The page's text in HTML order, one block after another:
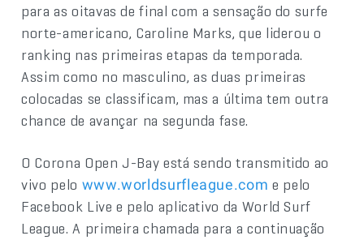
para as oitavas de final com a sensação do surfe
norte-americano, Caroline Marks, que liderou o
ranking nas primeiras etapas da temporada.
Assim como no masculino, as duas primeiras
colocadas se classificam, mas a última tem outra
chance de avançar na segunda fase.
O Corona Open J-Bay está sendo transmitido ao
vivo pelo www.worldsurfleague.com e pelo
Facebook Live e pelo aplicativo da World Surf
League. A primeira chamada para a continuação